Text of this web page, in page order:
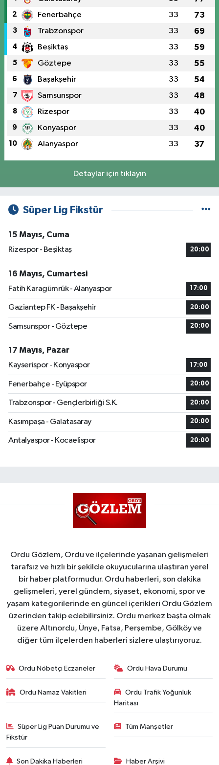
2 Fenerbahçe 33 73
3 Trabzonspor 33 69
4 Beşiktaş 33 59
5 Göztepe 33 55
6 Başakşehir 33 54
7 Samsunspor 33 48
8 Rizespor 33 40
9 Konyaspor 33 40
10 Alanyaspor 33 37
Detaylar için tıklayın
Süper Lig Fikstür
15 Mayıs, Cuma
Rizespor - Beşiktaş
20:00
16 Mayıs, Cumartesi
Fatih Karagümrük - Alanyaspor
17:00
Gaziantep FK - Başakşehir 20:00
Samsunspor - Göztepe 20:00
17 Mayıs, Pazar
Kayserispor - Konyaspor
17:00
Fenerbahçe - Eyüpspor 20:00
Trabzonspor - Gençlerbirliği S.K. 20:00
Kasımpaşa - Galatasaray 20:00
Antalyaspor - Kocaelispor 20:00
Ordu Gözlem, Ordu ve ilçelerinde yaşanan gelişmeleri
tarafsız ve hızlı bir şekilde okuyucularına ulaştıran yerel
bir haber platformudur. Ordu haberleri, son dakika
gelişmeleri, yerel gündem, siyaset, ekonomi, spor ve
yaşam kategorilerinde en güncel içerikleri Ordu Gözlem
üzerinden takip edebilirsiniz. Ordu merkez başta olmak
üzere Altınordu, Ünye, Fatsa, Perşembe, Gölköy ve
diğer tüm ilçelerden haberleri sizlere ulaştırıyoruz.
Ordu Nöbetçi Eczaneler Ordu Hava Durumu
Ordu Namaz Vakitleri
Ordu Trafik Yoğunluk
Haritası
Süper Lig Puan Durumu ve
Fikstür
Tüm Manşetler
Son Dakika Haberleri Haber Arşivi